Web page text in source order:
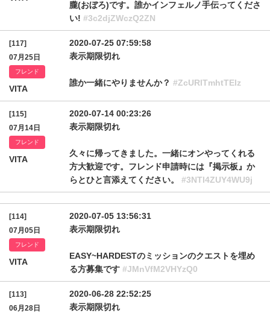
朧(おぼろ)です。誰かインフェルノ手伝ってくださ
い! #3c2djZWczQ2ZN
[117]
07月25日
フレンド
VITA
2020-07-25 07:59:58
表示期限切れ
誰か一緒にやりませんか？ #ZcURlTmhtTElz
[115]
07月14日
フレンド
VITA
2020-07-14 00:23:26
表示期限切れ
久々に帰ってきました。一緒にオンやってくれる
方大歓迎です。フレンド申請時には『掲示板』か
らとひと言添えてください。 #3NTl4ZUY4WU9j
[114]
07月05日
フレンド
VITA
2020-07-05 13:56:31
表示期限切れ
EASY~HARDESTのミッションのクエストを埋め
る方募集です #JMnVfM2VHYzQ0
[113]
06月28日
2020-06-28 22:52:25
表示期限切れ